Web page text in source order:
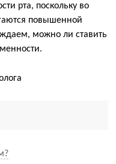
рта, поскольку во
повышенной
можно ли ставить